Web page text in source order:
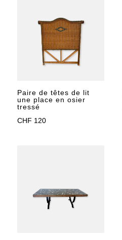
CHF 520.CHF 250.
Paire de têtes de lit
une place en osier
tressé
CHF 120